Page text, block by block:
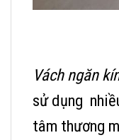
Vách ngăn
sử dụng
tâm thương